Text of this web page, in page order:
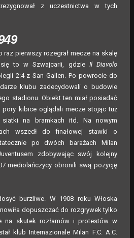
z uczestnictwa w tych
raz pierwszy rozegrał mecze na skalę
się to w Szwajcarii, gdzie Il Diavolo
2:4 z San Gallen. Po powrocie do
klubu zadecydowali o budowie
stadionu. Obiekt ten miał posiadać
pory kibice oglądali mecze stojąc tuż
na bramkach itd. Na nowym
wszedł do finałowej stawki o
po dwóch barażach Milan
zdobywając swój kolejny
mediolańczycy obronili swą pozycję
burzliwe. W 1908 roku Włoska
dopuszczać do rozgrywek tylko
na skutek rozłamów i protestów w
klub Internazionale Milan F.C. A.C.